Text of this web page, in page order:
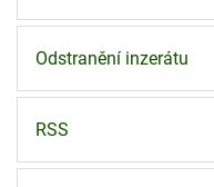
Odstranění inzerátu
RSS